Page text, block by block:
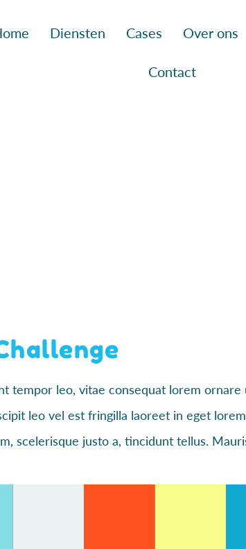
Diensten Cases Over ons
Contact
tempor leo, vitae consequat lorem
leo vel est fringilla laoreet in eget
scelerisque justo a, tincidunt tellus.